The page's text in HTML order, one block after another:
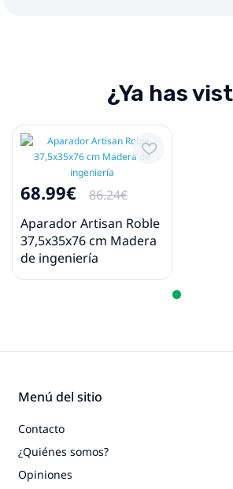
¿Ya has
68.99€
86.24€
Aparador Artisan Roble
37,5x35x76 cm Madera
de ingeniería
Menú del sitio
Contacto
¿Quiénes somos?
Opiniones